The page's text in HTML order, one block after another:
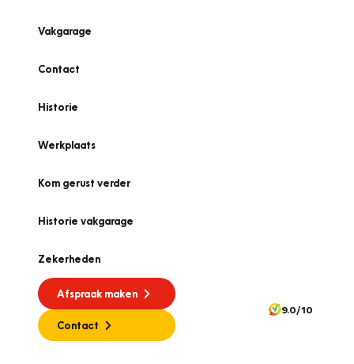
Vakgarage
Contact
Historie
Werkplaats
Kom gerust verder
Historie vakgarage
Zekerheden
Afspraak maken
Contact
9.0/10